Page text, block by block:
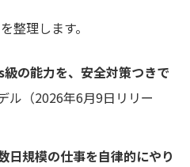
整理します。
の能力を、安全対策つきで
ル（2026年6月9日リリー
日規模の仕事を自律的にやり